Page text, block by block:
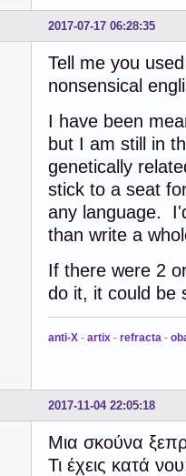
2017-07-17 06:28:35
Tell me you
nonsensical
I have been
but I am still in
genetically
stick to a seat
any language.
than write a
If there were 2
do it, it could be
anti-X - artix - refracta -
2017-11-04 22:05:18
Μια σκούνα
Τι έχεις κατά